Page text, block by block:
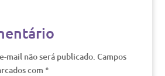
mail não será publicado. Campos
com *